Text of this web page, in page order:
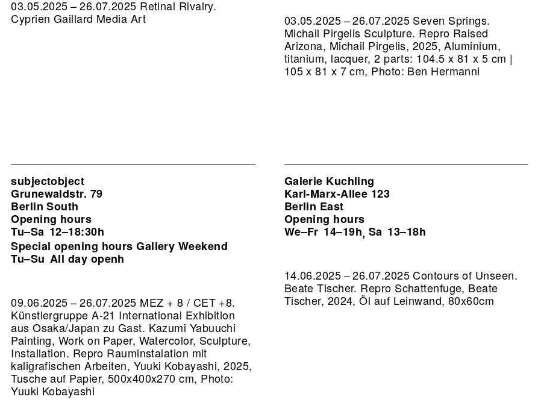
03.05.2025 – 26.07.2025 Retinal Rivalry.
Cyprien Gaillard Media Art
03.05.2025 – 26.07.2025 Seven Springs.
Michail Pirgelis Sculpture. Repro Raised
Arizona, Michail Pirgelis, 2025, Aluminium,
titanium, lacquer, 2 parts: 104.5 x 81 x 5 cm |
105 x 81 x 7 cm, Photo: Ben Hermanni
subjectobject
Grunewaldstr. 79
Berlin South
Opening hours
Tu–Sa 12–18:30h
Special opening hours Gallery Weekend
Tu–Su All day openh
09.06.2025 – 26.07.2025 MEZ + 8 / CET +8.
Künstlergruppe A-21 International Exhibition
aus Osaka/Japan zu Gast. Kazumi Yabuuchi
Painting, Work on Paper, Watercolor, Sculpture,
Installation. Repro Rauminstalation mit
kaligrafischen Arbeiten, Yuuki Kobayashi, 2025,
Tusche auf Papier, 500x400x270 cm, Photo:
Yuuki Kobayashi
Galerie Kuchling
Karl-Marx-Allee 123
Berlin East
Opening hours
We–Fr 14–19h, Sa 13–18h
14.06.2025 – 26.07.2025 Contours of Unseen.
Beate Tischer. Repro Schattenfuge, Beate
Tischer, 2024, Öl auf Leinwand, 80x60cm